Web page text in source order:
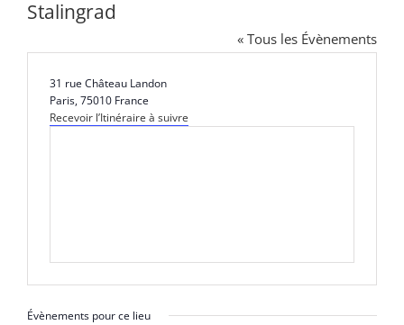
Magis Paris
Cowork Magis
Rechercher
Stalingrad
« Tous les Évènements
Adresse
31 rue Château Landon
Paris,75010 France
Recevoir l’Itinéraire à suivre
Évènements pour ce lieu